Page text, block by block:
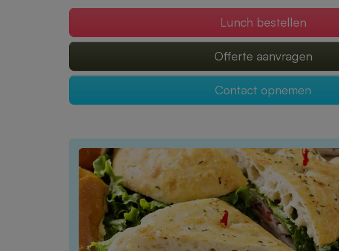
Lunch bestellen
Offerte aanvragen
Contact opnemen